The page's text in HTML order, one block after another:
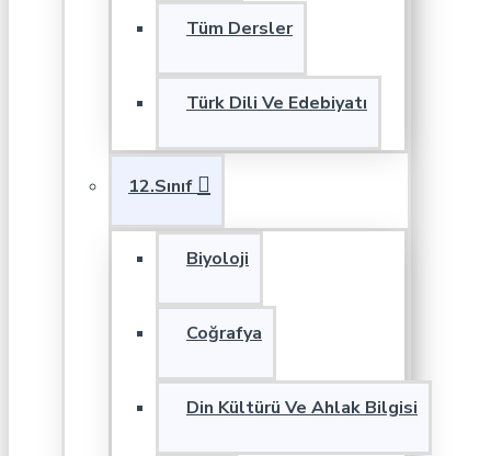
Tüm Dersler
Türk Dili Ve Edebiyatı
12.Sınıf
Biyoloji
Coğrafya
Din Kültürü Ve Ahlak Bilgisi